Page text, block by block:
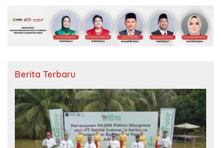
Berita Terbaru